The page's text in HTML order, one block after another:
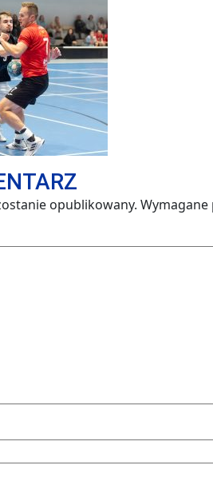
opublikowany. Wymagane